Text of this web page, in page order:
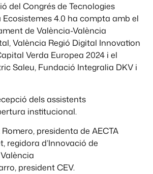
del Congrés de Tecnologies
Ecosistemes 4.0 ha compta amb el
de València-València
València Regió Digital Innovation
Verda Europea 2024 i el
Saleu, Fundació Integralia DKV i
dels assistents
institucional.
presidenta de AECTA
regidora d’Innovació de
president CEV.